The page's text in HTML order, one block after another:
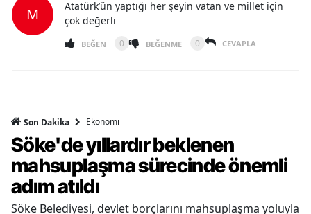
M
Atatürk’ün yaptığı her şeyin vatan ve millet için
çok değerli
BEĞEN 0 BEĞENME 0 CEVAPLA
Son Dakika Ekonomi
Söke'de yıllardır beklenen
mahsuplaşma sürecinde önemli
adım atıldı
Söke Belediyesi, devlet borçlarını mahsuplaşma yoluyla